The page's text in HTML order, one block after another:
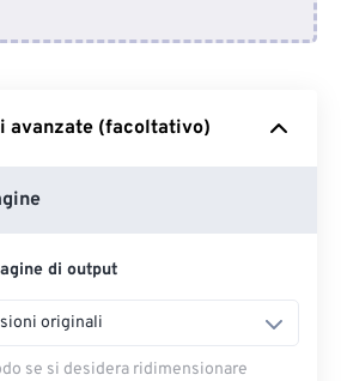
Google Drive
avanzate (facoltativo)
di output
originali
se si desidera ridimensionare